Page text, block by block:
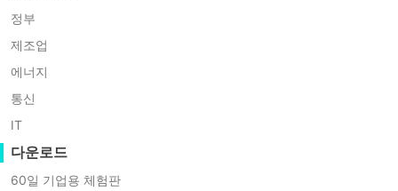
정부
제조업
에너지
통신
IT
다운로드
60일 기업용 체험판
구
BIOS에 비해 UEFI는 다음과 같은 장점을
제공합니다:
2TB 이상 대용량 디스크 지원
구성을 위한 그래픽 사용자 인터페이스
(GUI)
보안 부팅(Secure Boot) 기능
더 빠른 부팅 속도와 향상된 크로스 플